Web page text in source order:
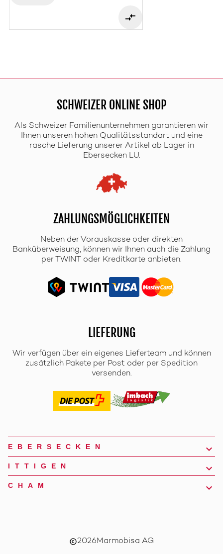
SCHWEIZER ONLINE SHOP
Als Schweizer Familienunternehmen garantieren wir
Ihnen unseren hohen Qualitätsstandart und eine
rasche Lieferung unserer Artikel ab Lager in
Ebersecken LU.
ZAHLUNGSMÖGLICHKEITEN
Neben der Vorauskasse oder direkten
Banküberweisung, können wir Ihnen auch die Zahlung
per TWINT oder Kreditkarte anbieten.
LIEFERUNG
Wir verfügen über ein eigenes Lieferteam und können
zusätzlich Pakete per Post oder per Spedition
versenden.
EBERSECKEN
ITTIGEN
CHAM
copyright2026Marmobisa AG